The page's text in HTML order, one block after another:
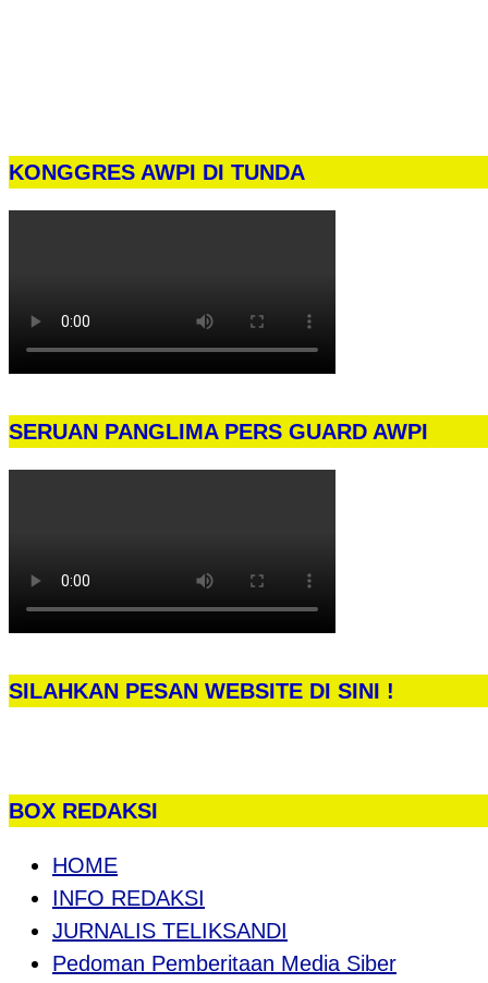
KONGGRES AWPI DI TUNDA
SERUAN PANGLIMA PERS GUARD AWPI
SILAHKAN PESAN WEBSITE DI SINI !
BOX REDAKSI
HOME
INFO REDAKSI
JURNALIS TELIKSANDI
Pedoman Pemberitaan Media Siber